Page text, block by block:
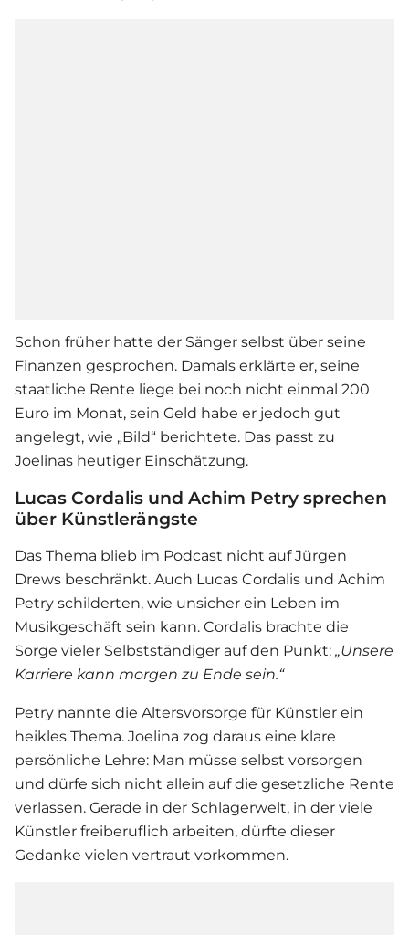
Schon früher hatte der Sänger selbst über seine
Finanzen gesprochen. Damals erklärte er, seine
staatliche Rente liege bei noch nicht einmal 200
Euro im Monat, sein Geld habe er jedoch gut
angelegt, wie „Bild“ berichtete. Das passt zu
Joelinas heutiger Einschätzung.
Lucas Cordalis und Achim Petry sprechen
über Künstlerängste
Das Thema blieb im Podcast nicht aufJürgen
Drews beschränkt. Auch Lucas Cordalis und Achim
Petry schilderten, wie unsicher ein Leben im
Musikgeschäft sein kann. Cordalis brachte die
Sorge vieler Selbstständiger auf den Punkt: „Unsere
Karriere kann morgen zu Ende sein.“
Petry nannte die Altersvorsorge für Künstler ein
heikles Thema. Joelina zog daraus eine klare
persönliche Lehre: Man müsse selbst vorsorgen
und dürfe sich nicht allein auf die gesetzliche Rente
verlassen. Gerade in der Schlagerwelt, in der viele
Künstler freiberuflich arbeiten, dürfte dieser
Gedanke vielen vertraut vorkommen.